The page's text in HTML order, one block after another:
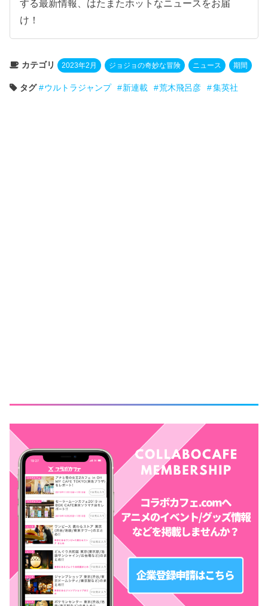
する最新情報、はたまたホットなニュースをお届
け！
カテゴリ 2023年2月 ジョジョの奇妙な冒険 ニュース 期間
タグ ウルトラジャンプ 新連載 荒木飛呂彦 集英社